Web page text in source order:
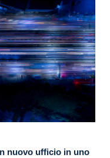
nuovo ufficio in uno